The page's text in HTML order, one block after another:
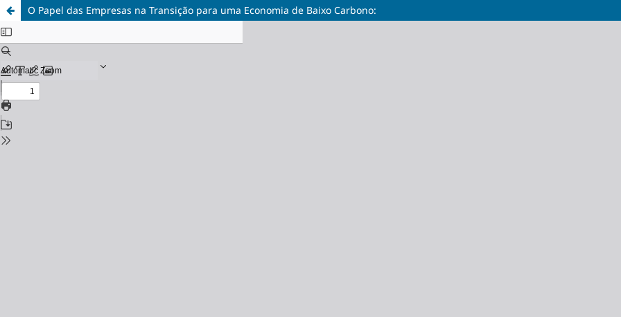
O Papel das Empresas na Transição para uma Economia de Baixo Carbono: